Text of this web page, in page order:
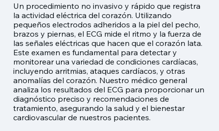
Un procedimiento no invasivo y rápido que registra
la actividad eléctrica del corazón. Utilizando
pequeños electrodos adheridos a la piel del pecho,
brazos y piernas, el ECG mide el ritmo y la fuerza de
las señales eléctricas que hacen que el corazón lata.
Este examen es fundamental para detectar y
monitorear una variedad de condiciones cardíacas,
incluyendo arritmias, ataques cardíacos, y otras
anomalías del corazón. Nuestro médico general
analiza los resultados del ECG para proporcionar un
diagnóstico preciso y recomendaciones de
tratamiento, asegurando la salud y el bienestar
cardiovascular de nuestros pacientes.